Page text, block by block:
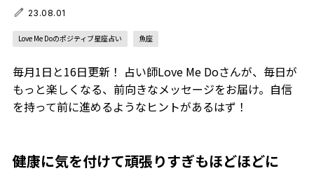
23.08.01
Love Me Doのポジティブ星座占い 魚座
毎月1日と16日更新！ 占い師Love Me Doさんが、毎日が
もっと楽しくなる、前向きなメッセージをお届け。自信
を持って前に進めるようなヒントがあるはず！
健康に気を付けて頑張りすぎもほどほどに